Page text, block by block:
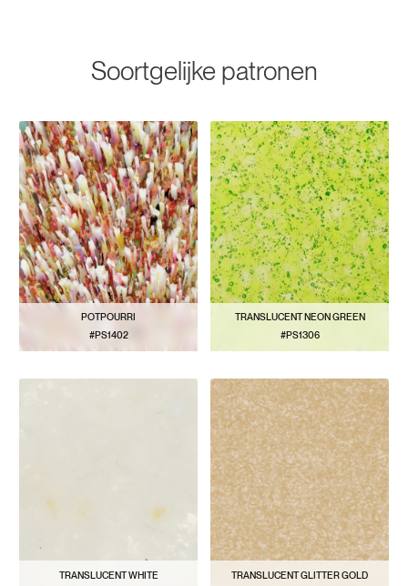
Soortgelijke patronen
POTPOURRI
#PS1402
TRANSLUCENT NEON GREEN
#PS1306
TRANSLUCENT WHITE
TRANSLUCENT GLITTER GOLD